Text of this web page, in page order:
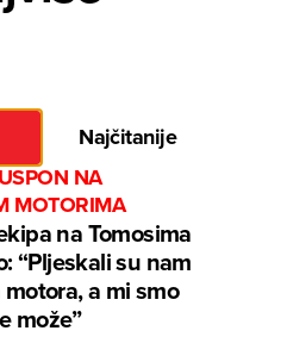
Najčitanije
NA
MOTORIMA
na Tomosima
“Pljeskali su nam
a mi smo
može”